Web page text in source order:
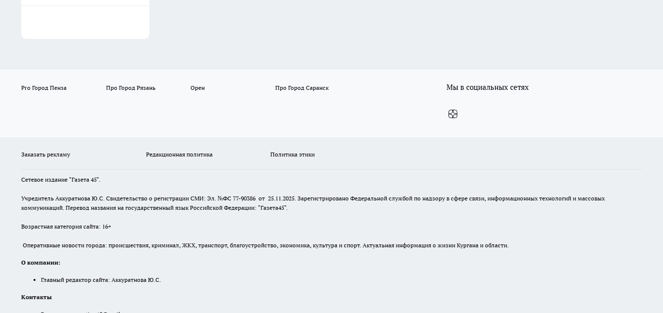
Pro Город Пенза Про Город Рязань Орен Про Город Саранск Мы в социальных сетях
Заказать рекламу Редакционная политика Политика этики
Сетевое издание "Газета 45".
Учредитель Аккуратнова Ю.С. Свидетельство о регистрации СМИ: Эл. №ФС 77-90386 от 25.11.2025. Зарегистрировано Федеральной службой по надзору в сфере связи, информационных технологий и массовых
коммуникаций. Перевод названия на государственный язык Российской Федерации: "Газета45".
Возрастная категория сайта: 16+
Оперативные новости города: происшествия, криминал, ЖКХ, транспорт, благоустройство, экономика, культура и спорт. Актуальная информация о жизни Кургана и области.
О компании:
Главный редактор сайта: Аккуратнова Ю.С.
Контакты